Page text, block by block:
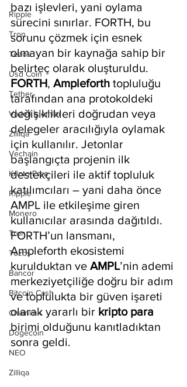
Ripple
Tron
Tezos
Usd Coin
Tether
Vadeli İşlemler
Zilliqa
Vechain
Kripto Para
Ripple
Monero
Tron
Tezos
Bancor
Bitcoin Cash
Chainlink
Dogecoin
NEO
Zilliqa
bazı işlevleri, yani oylama
sürecini sınırlar. FORTH, bu
sorunu çözmek için esnek
olmayan bir kaynağa sahip bir
belirteç olarak oluşturuldu.
FORTH, Ampleforth topluluğu
tarafından ana protokoldeki
değişiklikleri doğrudan veya
delegeler aracılığıyla oylamak
için kullanılır. Jetonlar
başlangıçta projenin ilk
destekçileri ile aktif topluluk
katılımcıları – yani daha önce
AMPL ile etkileşime giren
kullanıcılar arasında dağıtıldı.
FORTH’un lansmanı,
Ampleforth ekosistemi
kurulduktan ve AMPL’nin ademi
merkeziyetçiliğe doğru bir adım
ve toplulukta bir güven işareti
olarak yararlı bir kripto para
birimi olduğunu kanıtladıktan
sonra geldi.